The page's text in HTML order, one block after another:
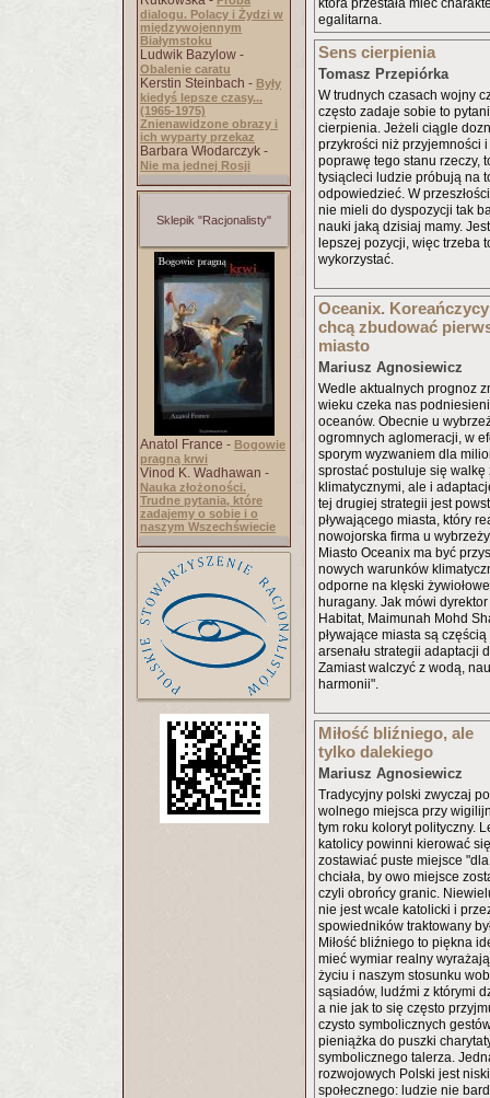
dialogu. Polacy i Żydzi w
międzywojennym
Białymstoku
Ludwik Bazylow -
Obalenie caratu
Kerstin Steinbach - Były
kiedyś lepsze czasy...
(1965-1975)
Znienawidzone obrazy i
ich wyparty przekaz
Barbara Włodarczyk -
Nie ma jednej Rosji
Sklepik "Racjonalisty"
Anatol France - Bogowie
pragną krwi
Vinod K. Wadhawan -
Nauka złożoności.
Trudne pytania, które
zadajemy o sobie i o
naszym Wszechświecie
która przestała mieć
egalitarna.
Sens cierpienia
Tomasz Przepiórka
W trudnych czasach wojny
często zadaje sobie to
cierpienia. Jeżeli ciągle
przykrości niż przyjemności
poprawę tego stanu rzeczy,
tysiącleci ludzie próbują na
odpowiedzieć. W
nie mieli do dyspozycji tak
nauki jaką dzisiaj mamy.
lepszej pozycji, więc trzeba
wykorzystać.
Oceanix. Koreańczycy
chcą zbudować
miasto
Mariusz Agnosiewicz
Wedle aktualnych prognoz
wieku czeka nas
oceanów. Obecnie u
ogromnych aglomeracji, w
sporym wyzwaniem dla
sprostać postuluje się walkę
klimatycznymi, ale i
tej drugiej strategii jest
pływającego miasta, który
nowojorska firma u
Miasto Oceanix ma być
nowych warunków
odporne na klęski
huragany. Jak mówi
Habitat, Maimunah Mohd
pływające miasta są
arsenału strategii adaptacji
Zamiast walczyć z wodą,
harmonii".
Miłość bliźniego, ale
tylko dalekiego
Mariusz Agnosiewicz
Tradycyjny polski zwyczaj
wolnego miejsca przy
tym roku koloryt polityczny.
katolicy powinni kierować
zostawiać puste miejsce
chciała, by owo miejsce
czyli obrońcy granic.
nie jest wcale katolicki i
spowiedników traktowany
Miłość bliźniego to piękna
mieć wymiar realny
życiu i naszym stosunku
sąsiadów, ludźmi z którymi
a nie jak to się często
czysto symbolicznych
pieniążka do puszki
symbolicznego talerza.
rozwojowych Polski jest
społecznego: ludzie nie